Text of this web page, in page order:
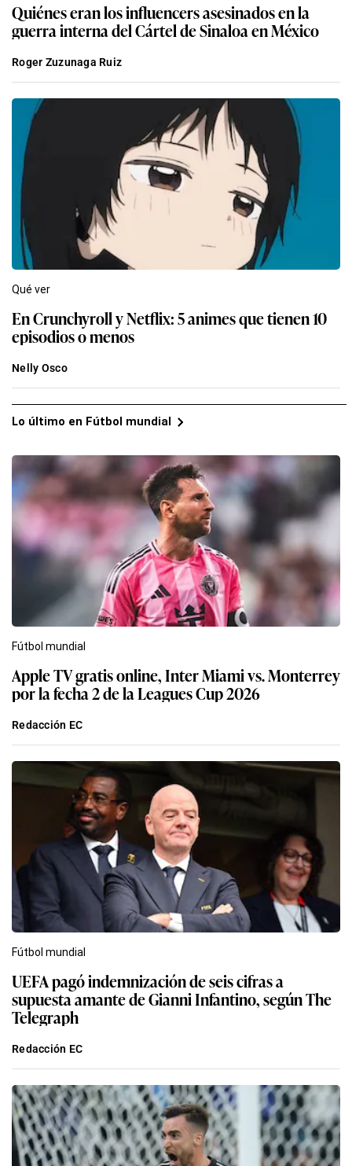
Quiénes eran los influencers asesinados en la
guerra interna del Cártel de Sinaloa en México
Roger Zuzunaga Ruiz
Qué ver
En Crunchyroll y Netflix: 5 animes que tienen 10
episodios o menos
Nelly Osco
Lo último en Fútbol mundial
Fútbol mundial
Apple TV gratis online, Inter Miami vs. Monterrey
por la fecha 2 de la Leagues Cup 2026
Redacción EC
Fútbol mundial
UEFA pagó indemnización de seis cifras a
supuesta amante de Gianni Infantino, según The
Telegraph
Redacción EC